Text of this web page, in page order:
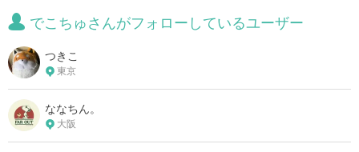
でこちゅさんがフォローしているユーザー
つきこ
東京
ななちん。
大阪